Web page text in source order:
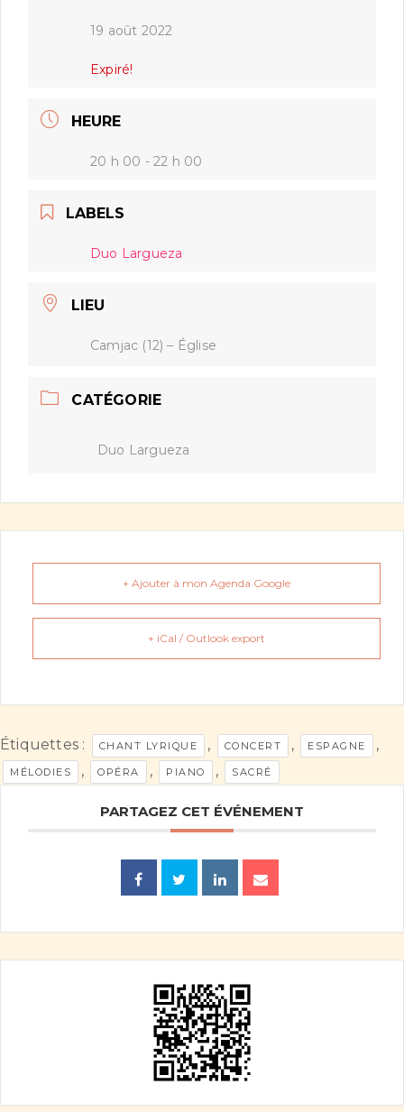
19 août 2022
Expiré!
HEURE
20 h 00 - 22 h 00
LABELS
Duo Largueza
LIEU
Camjac (12) – Église
CATÉGORIE
Duo Largueza
+ Ajouter à mon Agenda Google
+ iCal / Outlook export
Étiquettes : CHANT LYRIQUE , CONCERT , ESPAGNE ,
MÉLODIES , OPÉRA , PIANO , SACRÉ
PARTAGEZ CET ÉVÉNEMENT